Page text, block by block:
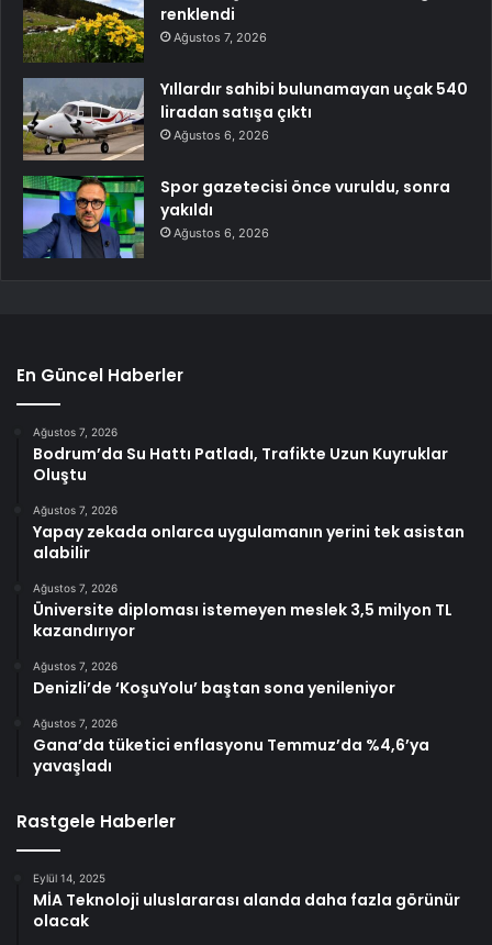
renklendi
Ağustos 7, 2026
Yıllardır sahibi bulunamayan uçak 540
liradan satışa çıktı
Ağustos 6, 2026
Spor gazetecisi önce vuruldu, sonra
yakıldı
Ağustos 6, 2026
En Güncel Haberler
Ağustos 7, 2026
Bodrum’da Su Hattı Patladı, Trafikte Uzun Kuyruklar
Oluştu
Ağustos 7, 2026
Yapay zekada onlarca uygulamanın yerini tek asistan
alabilir
Ağustos 7, 2026
Üniversite diploması istemeyen meslek 3,5 milyon TL
kazandırıyor
Ağustos 7, 2026
Denizli’de ‘KoşuYolu’ baştan sona yenileniyor
Ağustos 7, 2026
Gana’da tüketici enflasyonu Temmuz’da %4,6’ya
yavaşladı
Rastgele Haberler
Eylül 14, 2025
MİA Teknoloji uluslararası alanda daha fazla görünür
olacak